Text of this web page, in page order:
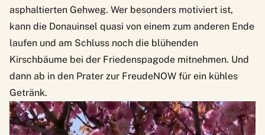
asphaltierten Gehweg. Wer besonders motiviert ist,
kann die Donauinsel quasi von einem zum anderen Ende
laufen und am Schluss noch die blühenden
Kirschbäume bei der Friedenspagode mitnehmen. Und
dann ab in den Prater zur FreudeNOW für ein kühles
Getränk.